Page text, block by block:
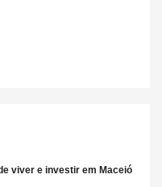
viver e investir em Maceió